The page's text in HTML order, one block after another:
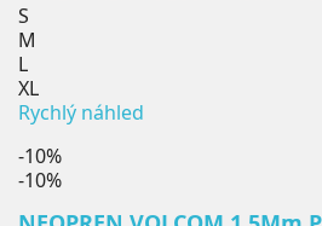
S
M
L
XL
Rychlý náhled
-10%
-10%